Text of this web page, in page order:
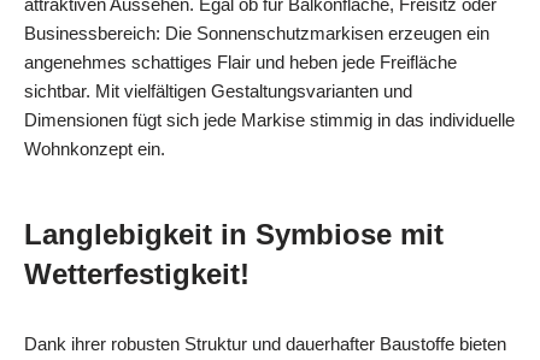
Businessbereich: Die Sonnenschutzmarkisen erzeugen ein
angenehmes schattiges Flair und heben jede Freifläche
sichtbar. Mit vielfältigen Gestaltungsvarianten und
Dimensionen fügt sich jede Markise stimmig in das individuelle
Wohnkonzept ein.
Langlebigkeit in Symbiose mit
Wetterfestigkeit!
Dank ihrer robusten Struktur und dauerhafter Baustoffe bieten